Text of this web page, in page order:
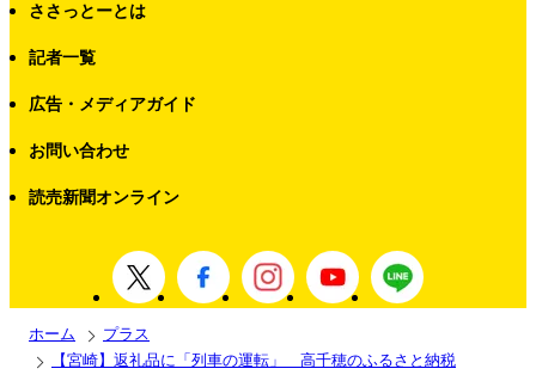
ささっとーとは
記者一覧
広告・メディアガイド
お問い合わせ
読売新聞オンライン
ホーム
プラス
【宮崎】返礼品に「列車の運転」 高千穂のふるさと納税